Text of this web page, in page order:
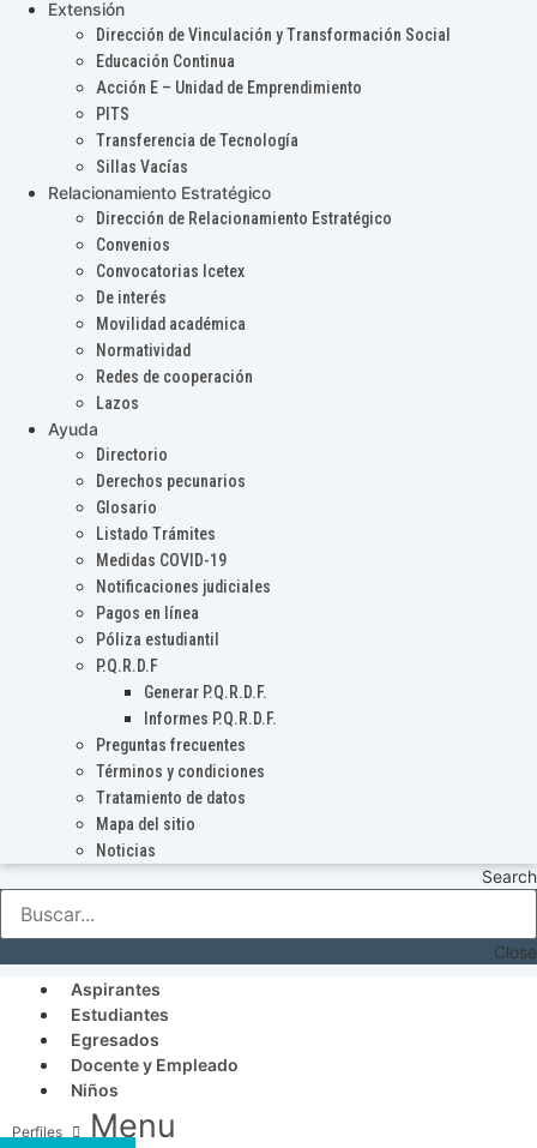
Extensión
Dirección de Vinculación y Transformación Social
Educación Continua
Acción E – Unidad de Emprendimiento
PITS
Transferencia de Tecnología
Sillas Vacías
Relacionamiento Estratégico
Dirección de Relacionamiento Estratégico
Convenios
Convocatorias Icetex
De interés
Movilidad académica
Normatividad
Redes de cooperación
Lazos
Ayuda
Directorio
Derechos pecunarios
Glosario
Listado Trámites
Medidas COVID-19
Notificaciones judiciales
Pagos en línea
Póliza estudiantil
P.Q.R.D.F
Generar P.Q.R.D.F.
Informes P.Q.R.D.F.
Preguntas frecuentes
Términos y condiciones
Tratamiento de datos
Mapa del sitio
Noticias
Search
Close
Aspirantes
Estudiantes
Egresados
Docente y Empleado
Niños
Menu